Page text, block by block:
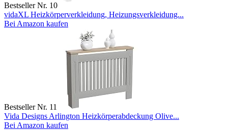
Bestseller Nr. 10
vidaXL Heizkörperverkleidung, Heizungsverkleidung...
Bei Amazon kaufen
Bestseller Nr. 11
Vida Designs Arlington Heizkörperabdeckung Olive...
Bei Amazon kaufen